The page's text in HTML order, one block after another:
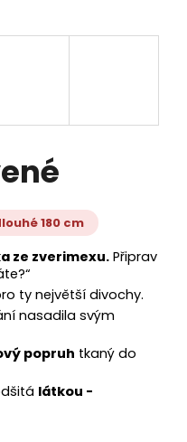
180 cm
ze zverimexu.Připrav
ty největší divochy.
nasadila svým
popruh tkaný do
látkou -